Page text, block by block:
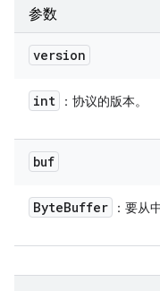
参数
version
int ：协议的版本。
buf
ByteBuffer ：要从